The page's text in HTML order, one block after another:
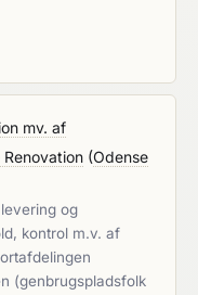
mv. af
(Odense
og
kontrol m.v. af
(genbrugspladsfolk